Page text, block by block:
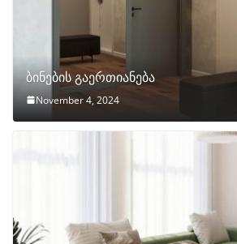
ბინების გაერთიანება
November 4, 2024